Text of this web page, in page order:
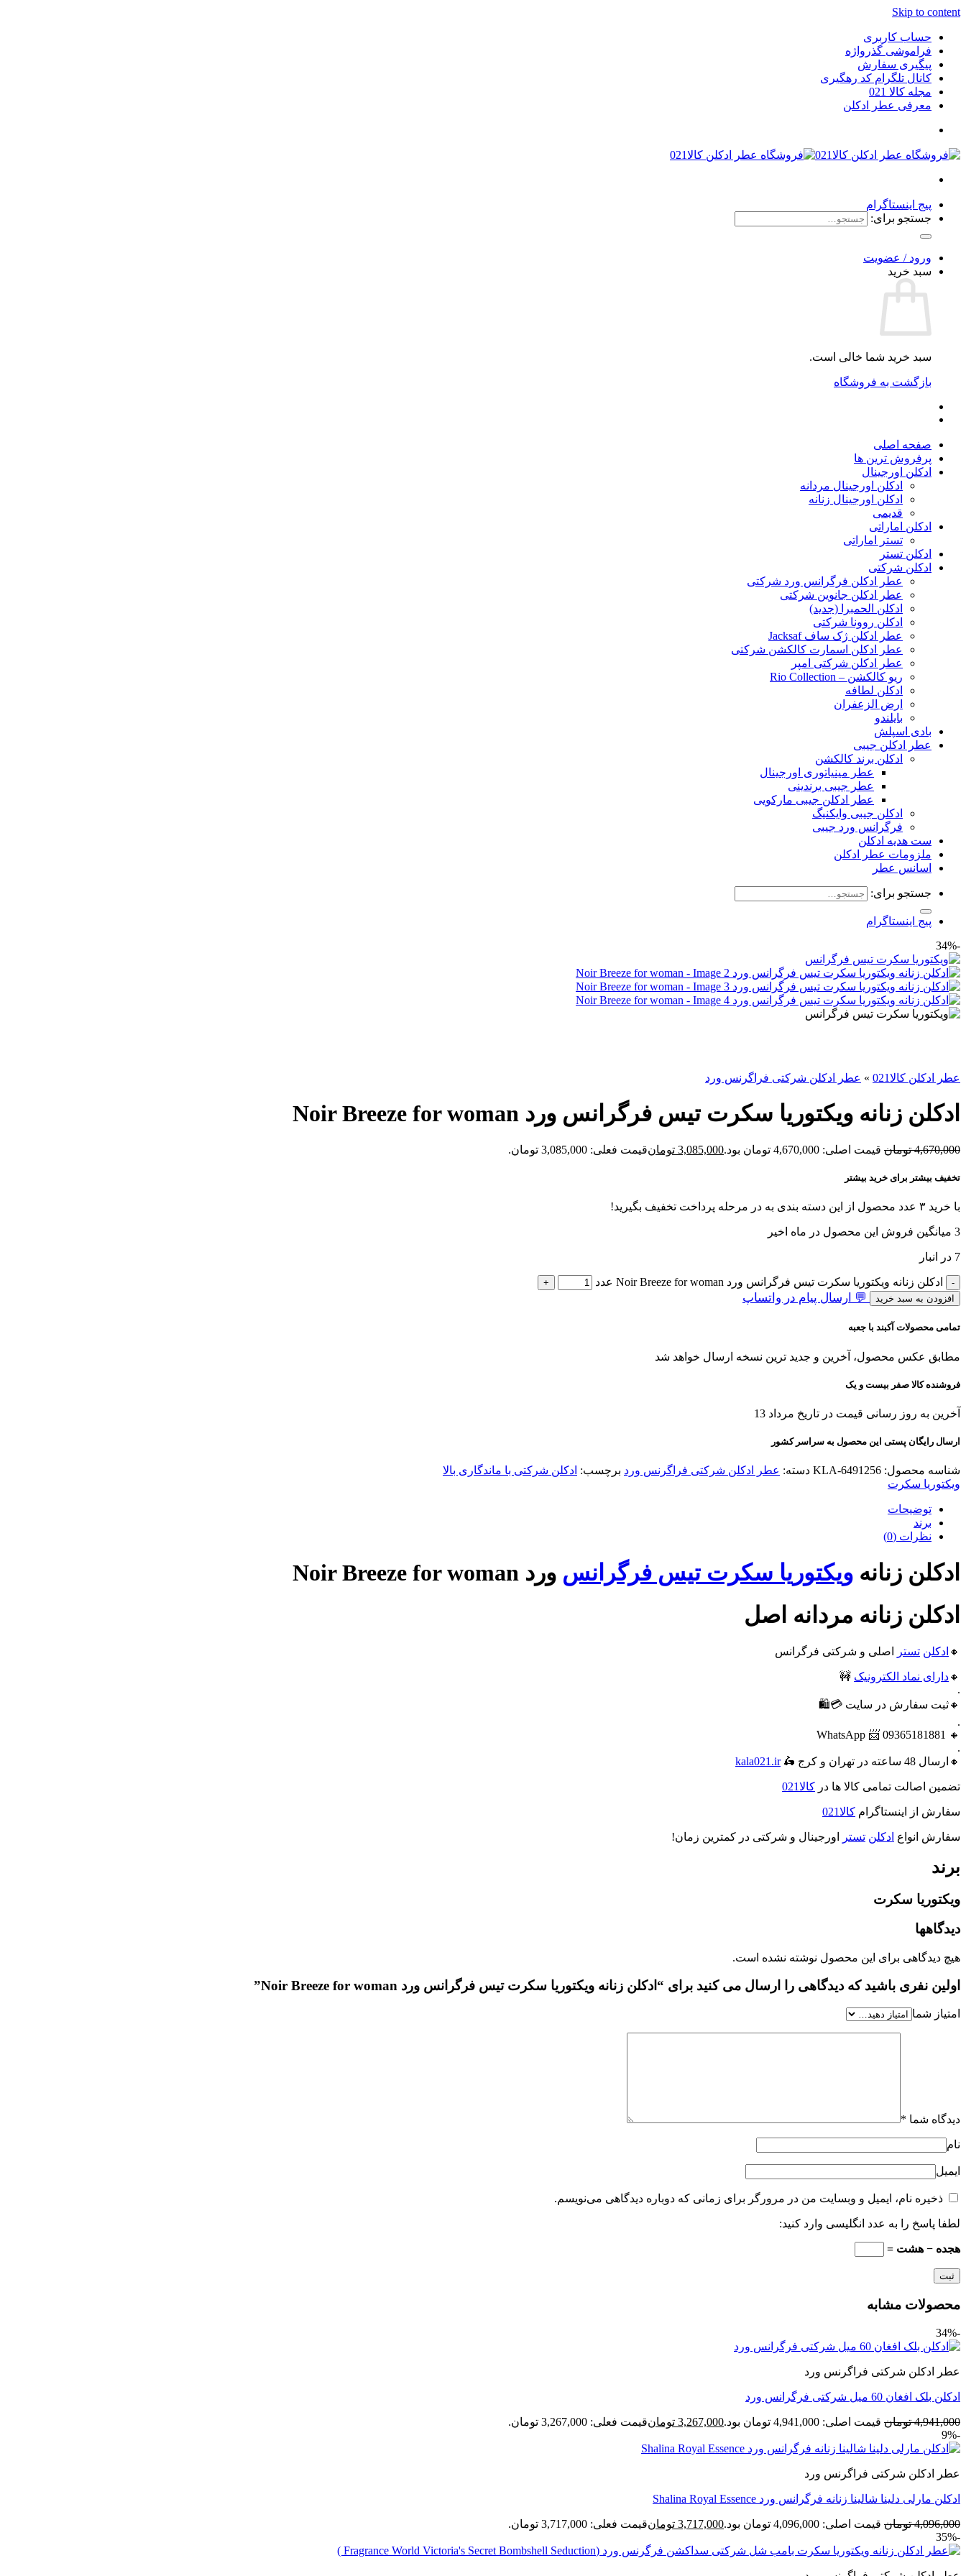
Skip to content
حساب کاربری
فراموشی گذرواژه
پیگیری سفارش
کانال تلگرام کد رهگیری
مجله کالا 021
معرفی عطر ادکلن
پیج اینستاگرام
جستجو برای:
ورود / عضویت
سبد خرید
سبد خرید شما خالی است.
بازگشت به فروشگاه
صفحه اصلی
پرفروش ترین ها
ادکلن اورجینال
ادکلن اورجینال مردانه
ادکلن اورجینال زنانه
قدیمی
ادکلن اماراتی
تستر اماراتی
ادکلن تستر
ادکلن شرکتی
عطر ادکلن فرگرانس ورد شرکتی
عطر ادکلن جانوین شرکتی
ادکلن الحمبرا (جدید)
ادکلن روونا شرکتی
عطر ادکلن ژک‌ ساف Jacksaf
عطر ادکلن اسمارت کالکشن شرکتی
عطر ادکلن شرکتی امپر
ریو کالکشن – Rio Collection
ادکلن لطافه
ارض الزعفران
بایلندو
بادی اسپلش
عطر ادکلن جیبی
ادکلن برند کالکشن
عطر مینیاتوری اورجینال
عطر جیبی برندینی
عطر ادکلن جیبی مارکویی
ادکلن جیبی وایکنیگ
فرگرانس ورد جیبی
ست هدیه ادکلن
ملزومات عطر ادکلن
اسانس عطر
جستجو برای:
پیج اینستاگرام
-34%
عطر ادکلن کالا021 » عطر ادکلن شرکتی فراگرنس ورد
ادکلن زنانه ویکتوریا سکرت تیس فرگرانس ورد Noir Breeze for woman
4,670,000 تومان قیمت اصلی: 4,670,000 تومان بود. 3,085,000 تومانقیمت فعلی: 3,085,000 تومان.
تخفیف بیشتر برای خرید بیشتر
با خرید ۳ عدد محصول از این دسته بندی به در مرحله پرداخت تخفیف بگیرید!
3 میانگین فروش این محصول در ماه اخیر
7 در انبار
ادکلن زنانه ویکتوریا سکرت تیس فرگرانس ورد Noir Breeze for woman عدد
افزودن به سبد خرید 💬 ارسال پیام در واتساپ
تمامی محصولات آکبند با جعبه
مطابق عکس محصول، آخرین و جدید ترین نسخه ارسال خواهد شد
فروشنده کالا صفر بیست و یک
آخرین به روز رسانی قیمت در تاریخ مرداد 13
ارسال رایگان پستی این محصول به سراسر کشور
شناسه محصول: KLA-6491256 دسته: عطر ادکلن شرکتی فراگرنس ورد برچسب: ادکلن شرکتی با ماندگاری بالا
ویکتوریا سکرت
توضیحات
برند
نظرات (0)
ادکلن زنانه ویکتوریا سکرت تیس فرگرانس ورد Noir Breeze for woman
ادکلن زنانه مردانه اصل
🔸 ادکلن تستر اصلی و شرکتی فرگرانس
🔸دارای نماد الکترونیک 🚧
.
🔸ثبت سفارش در سایت 💳🛍️
.
🔸 09365181881 📨 WhatsApp
.
🔸ارسال 48 ساعته در تهران و کرج 🛵
kala021.ir
تضمین اصالت تمامی کالا ها در کالا021
سفارش از اینستاگرام کالا021
سفارش انواع ادکلن تستر اورجینال و شرکتی در کمترین زمان!
برند
ویکتوریا سکرت
دیدگاهها
هیچ دیدگاهی برای این محصول نوشته نشده است.
اولین نفری باشید که دیدگاهی را ارسال می کنید برای “ادکلن زنانه ویکتوریا سکرت تیس فرگرانس ورد Noir Breeze for woman”
امتیاز شما
دیدگاه شما *
نام
ایمیل
ذخیره نام، ایمیل و وبسایت من در مرورگر برای زمانی که دوباره دیدگاهی می‌نویسم.
لطفا پاسخ را به عدد انگلیسی وارد کنید:
هجده − هشت =
محصولات مشابه
-34%
عطر ادکلن شرکتی فراگرنس ورد
ادکلن بلک افغان 60 میل شرکتی فرگرانس ورد
4,941,000 تومان قیمت اصلی: 4,941,000 تومان بود. 3,267,000 تومانقیمت فعلی: 3,267,000 تومان.
-9%
عطر ادکلن شرکتی فراگرنس ورد
ادکلن مارلی دلینا شالینا زنانه فرگرانس ورد Shalina Royal Essence
4,096,000 تومان قیمت اصلی: 4,096,000 تومان بود. 3,717,000 تومانقیمت فعلی: 3,717,000 تومان.
-35%